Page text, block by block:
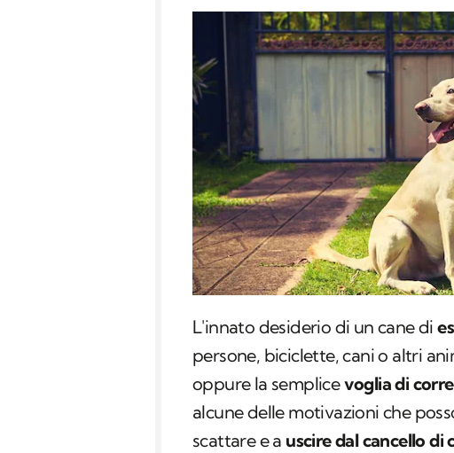
L'innato desiderio di un cane di
persone, biciclette, cani o altri
oppure la semplicevoglia di
alcune delle motivazioni che
scattare e a uscire dal cancello di